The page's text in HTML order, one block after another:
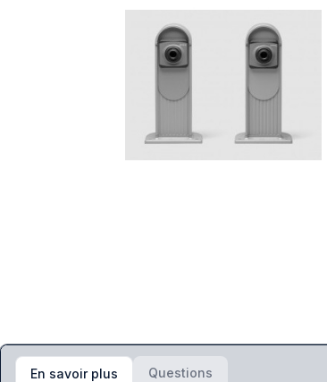
En savoir plus Questions